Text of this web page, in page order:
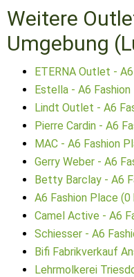
Weitere
Umgebung
ETERNA Outlet -
Estella - A6
Lindt Outlet - A6
Pierre Cardin - A6
MAC - A6 Fashion
Gerry Weber - A6
Betty Barclay - A6
A6 Fashion Place (0
Camel Active - A6
Schiesser - A6
Bifi Fabrikverkauf
Lehrmolkerei